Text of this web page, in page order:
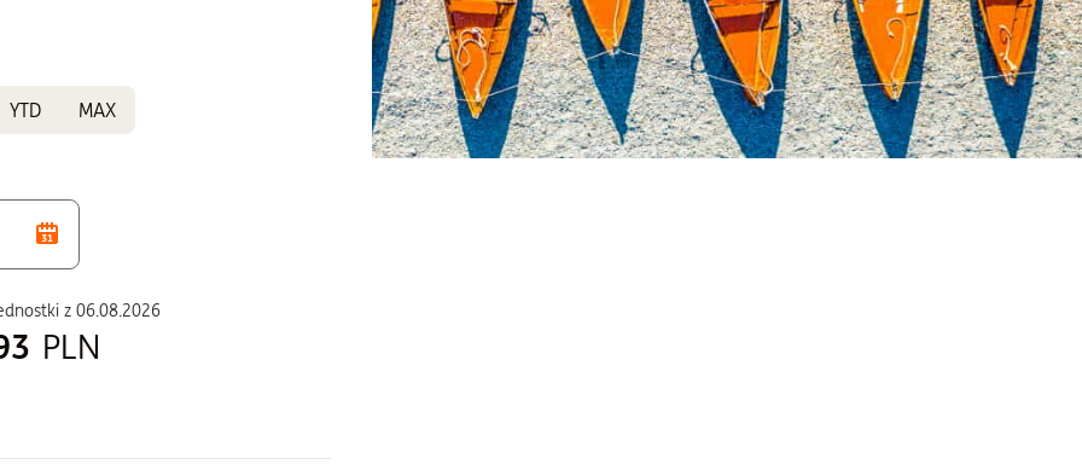
YTD MAX
z 06.08.2026
PLN